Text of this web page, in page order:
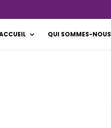
QUI SOMMES-NOUS